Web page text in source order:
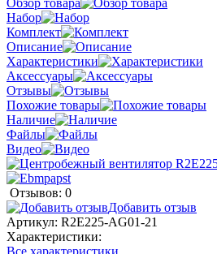
Набор
Комплект
Описание
Характеристики
Аксессуары
Отзывы
Похожие товары
Наличие
Файлы
Видео
Отзывов: 0
Добавить отзыв
Артикул: R2E225-AG01-21
Характеристики:
Все характеристики